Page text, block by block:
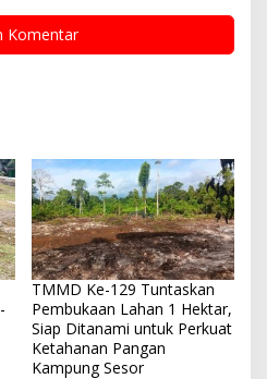
TMMD Ke-129 Tuntaskan
Pembukaan Lahan 1 Hektar,
Siap Ditanami untuk Perkuat
Ketahanan Pangan
Kampung Sesor